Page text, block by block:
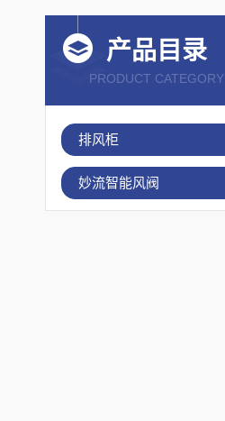
产品目录
PRODUCT CATEGORY
排风柜
妙流智能风阀